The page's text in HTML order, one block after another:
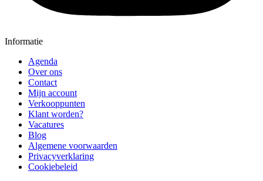
Informatie
Agenda
Over ons
Contact
Mijn account
Verkooppunten
Klant worden?
Vacatures
Blog
Algemene voorwaarden
Privacyverklaring
Cookiebeleid